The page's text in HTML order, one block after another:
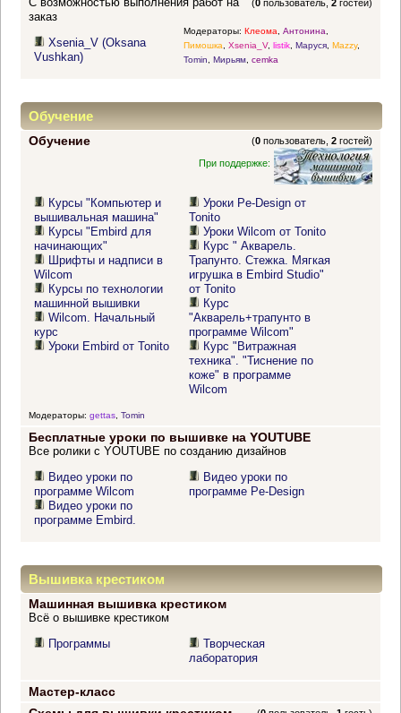
(0 пользователь,2 гостей)
заказ
Xsenia_V (Oksana
Vushkan)
Модераторы: Клеома, Антонина,
Пимошка, Xsenia_V, listik, Маруся, Mazzy,
Tomin, Мирьям, cemka
Обучение
Обучение (0 пользователь,2 гостей)
При поддержке:
Курсы "Компьютер и
вышивальная машина"
Курсы "Embird для
начинающих"
Шрифты и надписи в
Wilcom
Курсы по технологии
машинной вышивки
Wilcom. Начальный
курс
Уроки Embird от Tonito
Уроки Pe-Design от
Tonito
Уроки Wilcom от Tonito
Курс " Акварель.
Трапунто. Стежка. Мягкая
игрушка в Embird Studio"
от Tonito
Курс
"Акварель+трапунто в
программе Wilcom"
Курс "Витражная
техника". "Тиснение по
коже" в программе
Wilcom
Модераторы: gettas, Tomin
Бесплатные уроки по вышивке на YOUTUBE
Все ролики с YOUTUBE по созданию дизайнов
Видео уроки по
программе Wilcom
Видео уроки по
программе Embird.
Видео уроки по
программе Pe-Design
Вышивка крестиком
Машинная вышивка крестиком
Всё о вышивке крестиком
Программы
Творческая
лаборатория
Мастер-класс